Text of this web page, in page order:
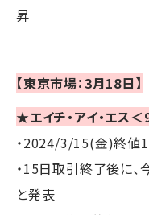
昇
【東京市場：3月18日】
★エイチ・アイ・エス
・2024/3/15(金)終値
・15日取引終了後に
と発表